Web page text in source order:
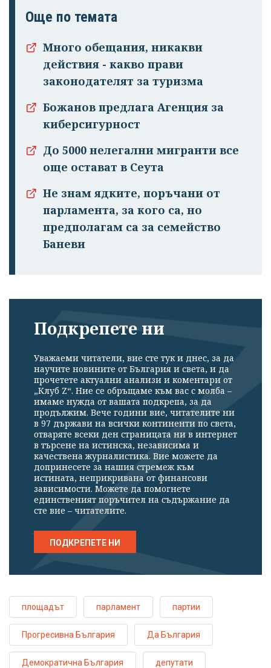
Още по темата
Много обещания, никакви
действия - какво прави
законодателят за туризма
Божанов предлага Агенция за
киберсигурност
До 5000 нелегални мигранти все
още остават в Сеута
Не знам ядките, поръчани от
парламента, за кого са, но
предполагам са за семейство
Баневи
Подкрепете ни
Уважаеми читатели, вие сте тук и днес, за да
научите новините от България и света, и да
прочетете актуални анализи и коментари от
„Клуб Z“. Ние се обръщаме към вас с молба –
имаме нужда от вашата подкрепа, за да
продължим. Вече години вие, читателите ни
в 97 държави на всички континенти по света,
отваряте всеки ден страницата ни в интернет
в търсене на истинска, независима и
качествена журналистика. Вие можете да
допринесете за нашия стремеж към
истината, неприкривана от финансови
зависимости. Можете да помогнете
единственият поръчител на съдържание да
сте вие – читателите.
ПОДКРЕПЕТЕ НИ
площадът парламент партии
Прогресивна България Да България
Демократична България депутати